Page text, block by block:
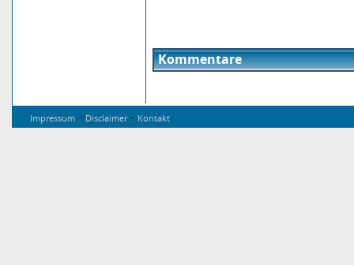
Kommentare
Impressum - Disclaimer- Kontakt